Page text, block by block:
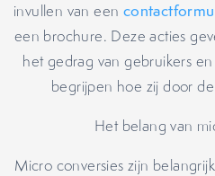
invullen van een
een brochure. Deze acties
het gedrag van gebruikers
begrijpen hoe zij door de
Het belang van
Micro conversies zijn